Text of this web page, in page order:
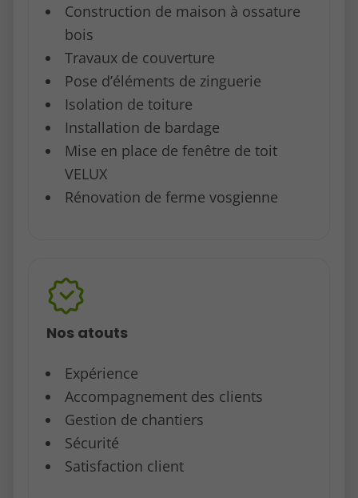
Construction de maison à ossature
bois
Travaux de couverture
Pose d’éléments de zinguerie
Isolation de toiture
Installation de bardage
Mise en place de fenêtre de toit
VELUX
Rénovation de ferme vosgienne
Nos atouts
Expérience
Accompagnement des clients
Gestion de chantiers
Sécurité
Satisfaction client